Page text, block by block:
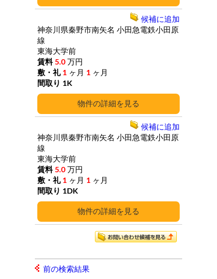
詳細
神奈川県秦野市南矢名 小田急電鉄小田原
線
東海大学前
5.0 万円
1 ヶ月 1 ヶ月
1K
候補に追加
詳細
神奈川県秦野市南矢名 小田急電鉄小田原
線
東海大学前
5.0 万円
1 ヶ月 1 ヶ月
1DK
候補に追加
前の検索結果